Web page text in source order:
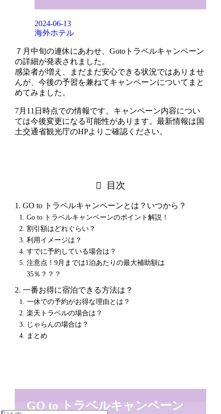
2024-06-13
海外ホテル
７月中旬の連休にあわせ、Gotoトラベルキャンペーン
の詳細が発表されました。
感染者が増え、まだまだ安心できる状況ではありませ
んが、今後の予習を兼ねてキャンペーンについてまと
めてみました。
7月11日時点での情報です。キャンペーン内容につい
ては今後変更になる可能性があります。最新情報は国
土交通省観光庁のHPよりご確認ください。
目次
GO to トラベルキャンペーンとは？いつから？
Go to トラベルキャンペーンのポイント解説！
割引額はどれぐらい？
利用イメージは？
すでに予約している場合は？
注意点！9月までは1泊あたりの最大補助額は
35％？？？
一番お得に宿泊できる方法は？
一休での予約がお得な理由とは？
楽天トラベルの場合は？
じゃらんの場合は？
まとめ
GO to トラベルキャンペーン